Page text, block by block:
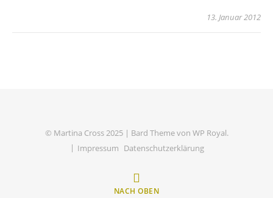
13. Januar 2012
© Martina Cross 2025 | Bard Theme von WP Royal.
Impressum Datenschutzerklärung
NACH OBEN